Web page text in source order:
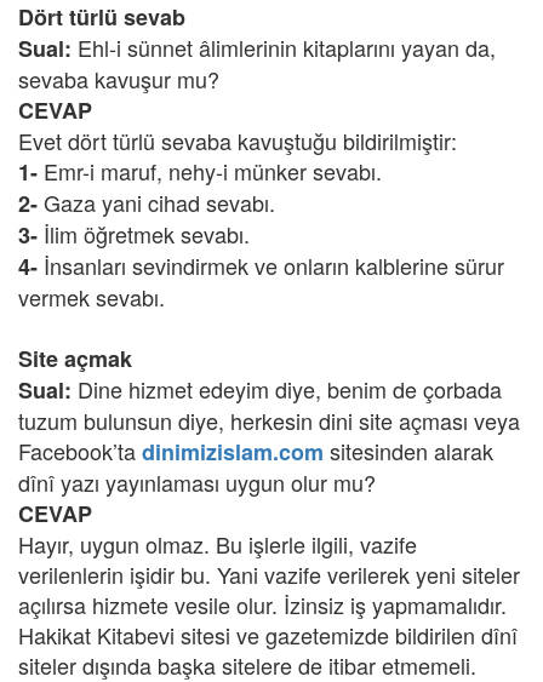
Dört türlü sevab
Sual: Ehl-i sünnet âlimlerinin kitaplarını yayan da,
sevaba kavuşur mu?
CEVAP
Evet dört türlü sevaba kavuştuğu bildirilmiştir:
1- Emr-i maruf, nehy-i münker sevabı.
2-Gaza yani cihad sevabı.
3- İlim öğretmek sevabı.
4- İnsanları sevindirmek ve onların kalblerine sürur
vermek sevabı.
Site açmak
Sual: Dine hizmet edeyim diye, benim de çorbada
tuzum bulunsun diye, herkesin dini site açması veya
Facebook’tadinimizislam.com sitesinden alarak
dînî yazı yayınlaması uygun olur mu?
CEVAP
Hayır, uygun olmaz. Bu işlerle ilgili, vazife
verilenlerin işidir bu. Yani vazife verilerek yeni siteler
açılırsa hizmete vesile olur. İzinsiz iş yapmamalıdır.
Hakikat Kitabevi sitesi ve gazetemizde bildirilen dînî
siteler dışında başka sitelere de itibar etmemeli.